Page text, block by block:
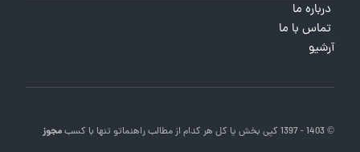
درباره ما
تماس با ما
آرشیو
© 1403 - 1397 کپی بخش یا کل هر کدام از مطالب راهنماتو تنها با کسبمجوز